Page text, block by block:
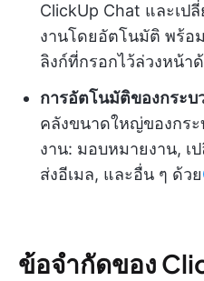
ClickUp Chat และเป
งานโดยอัตโนมัติ พร้อ
ลิงก์ที่กรอกไว้ล่วงหน้า
การอัตโนมัติของกระบ
คลังขนาดใหญ่ของกร
งาน: มอบหมายงาน, เ
ส่งอีเมล, และอื่น ๆ ด้วย
ข้อจำกัดของ